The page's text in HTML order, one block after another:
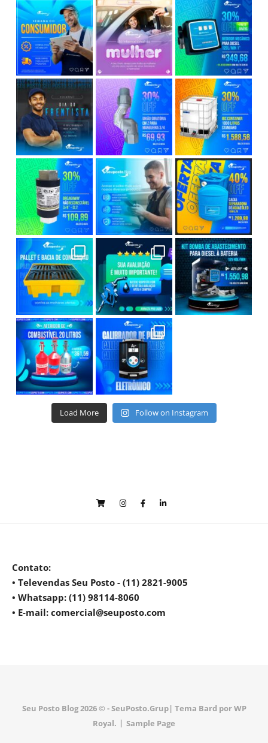
Load More Follow on Instagram
Contato:
• Televendas Seu Posto - (11) 2821-9005
• Whatsapp: (11) 98114-8060
• E-mail: comercial@seuposto.com
Seu Posto Blog 2026 © - SeuPosto.Grup| Tema Bard porWP
Royal. Sample Page